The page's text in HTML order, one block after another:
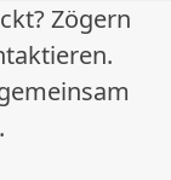
Zögern